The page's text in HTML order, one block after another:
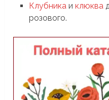
Клубникаи клюква
розового.